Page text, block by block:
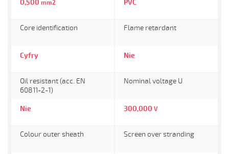
0,500 mm2 PVC
Core identification
Cyfry
Flame retardant
Nie
Oil resistant (acc. EN
60811-2-1)
Nie
Nominal voltage U
300,000 V
Colour outer sheath Screen over stranding